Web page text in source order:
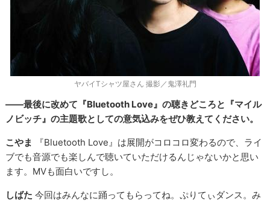
ヤバイTシャツ屋さん 撮影／鬼澤礼門
――最後に改めて『Bluetooth Love』の聴きどころと『マイル
ノビッチ』の主題歌としての意気込みをぜひ教えてください。
こやま
『Bluetooth Love』は展開がコロコロ変わるので、ライ
ブでも音源でも楽しんで聴いていただけるんじゃないかと思い
ます。MVも面白いですし。
しばた 今回はみんなに踊ってもらってね。ぷりてぃダンス。み